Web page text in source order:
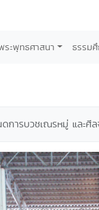
ระพุทธศาสนา ธรรม
การบวชเณรหมู่ และศี